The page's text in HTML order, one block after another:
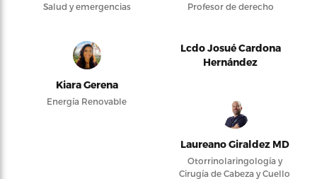
Salud y emergencias Profesor de derecho
Kiara Gerena
Energía Renovable
Lcdo Josué Cardona
Hernández
Laureano Giraldez MD
Otorrinolaringología y
Cirugía de Cabeza y Cuello